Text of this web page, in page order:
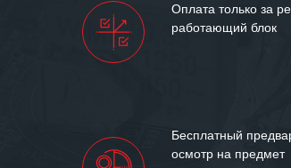
Оплата только за
работающий блок
Бесплатный
осмотр на предмет